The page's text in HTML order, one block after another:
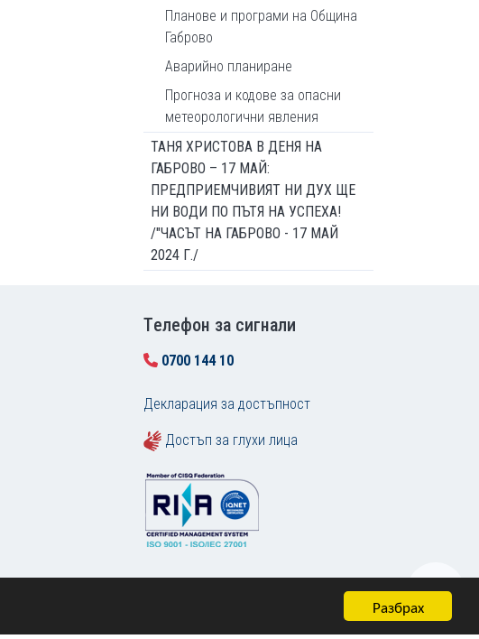
Разбрах
Планове и програми на Община
Габрово
Аварийно планиране
Прогноза и кодове за опасни
метеорологични явления
ТАНЯ ХРИСТОВА В ДЕНЯ НА
ГАБРОВО – 17 МАЙ:
ПРЕДПРИЕМЧИВИЯТ НИ ДУХ ЩЕ
НИ ВОДИ ПО ПЪТЯ НА УСПЕХА!
/"ЧАСЪТ НА ГАБРОВО - 17 МАЙ
2024 Г./
Tелефон за сигнали
0700 144 10
Декларация за достъпност
Достъп за глухи лица